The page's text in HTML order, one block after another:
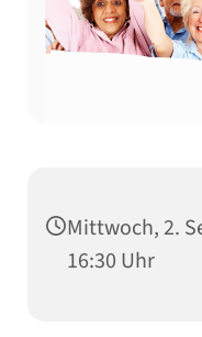
Mittwoch, 2.
16:30 Uhr